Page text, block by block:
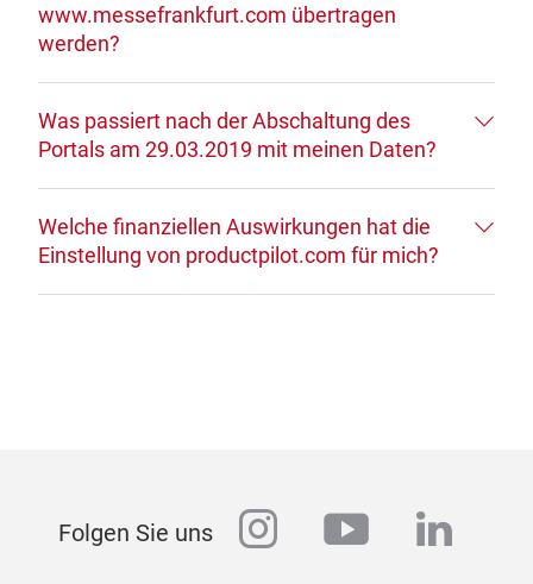
www.messefrankfurt.com übertragen
werden?
Was passiert nach der Abschaltung des
Portals am 29.03.2019 mit meinen Daten?
Welche finanziellen Auswirkungen hat die
Einstellung von productpilot.com für mich?
Folgen Sie uns instagram
youtube